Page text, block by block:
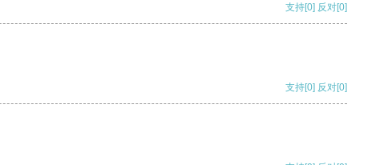
支持[0] 反对[0]
支持[0] 反对[0]